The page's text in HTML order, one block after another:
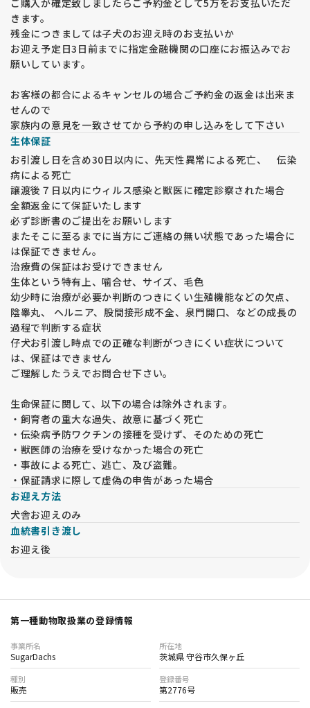
ご購入が確定致しましたらご予約金として5万をお支払いただ
きます。
残金につきましては子犬のお迎え時のお支払いか
お迎え予定日3日前までに指定金融機関の口座にお振込みでお
願いしています。
お客様の都合によるキャンセルの場合ご予約金の返金は出来ま
せんので
家族内の意見を一致させてから予約の申し込みをして下さい
生体保証
お引渡し日を含め30日以内に、先天性異常による死亡、 伝染
病による死亡
譲渡後７日以内にウィルス感染と獣医に確定診察された場合
全額返金にて保証いたします
必ず診断書のご提出をお願いします
またそこに至るまでに当方にご連絡の無い状態であった場合に
は保証できません。
治療費の保証はお受けできません
生体という特有上、噛合せ、サイズ、毛色
幼少時に治療が必要か判断のつきにくい生殖機能などの欠点、
陰睾丸、 ヘルニア、股間接形成不全、泉門開口、などの成長の
過程で判断する症状
仔犬お引渡し時点での正確な判断がつきにくい症状について
は、保証はできません
ご理解したうえでお問合せ下さい。
生命保証に関して、以下の場合は除外されます。
・飼育者の重大な過失、故意に基づく死亡
・伝染病予防ワクチンの接種を受けず、そのための死亡
・獣医師の治療を受けなかった場合の死亡
・事故による死亡、逃亡、及び盗難。
・保証請求に際して虚偽の申告があった場合
お迎え方法
犬舎お迎えのみ
血統書引き渡し
お迎え後
第一種動物取扱業の登録情報
事業所名
SugarDachs
所在地
茨城県 守谷市久保ヶ丘
種別
販売
登録番号
第2776号